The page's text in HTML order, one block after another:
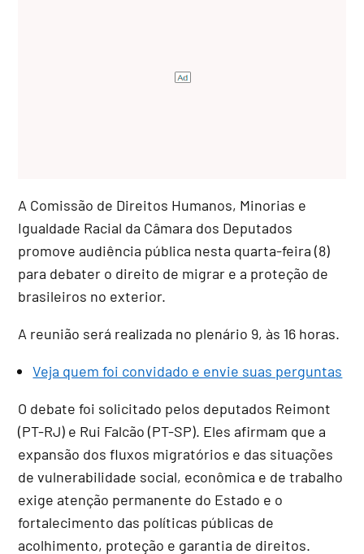
A Comissão de Direitos Humanos, Minorias e
Igualdade Racial da Câmara dos Deputados
promove audiência pública nesta quarta-feira (8)
para debater o direito de migrar e a proteção de
brasileiros no exterior.
A reunião será realizada no plenário 9, às 16 horas.
Veja quem foi convidado e envie suas perguntas
O debate foi solicitado pelos deputados Reimont
(PT-RJ) e Rui Falcão (PT-SP). Eles afirmam que a
expansão dos fluxos migratórios e das situações
de vulnerabilidade social, econômica e de trabalho
exige atenção permanente do Estado e o
fortalecimento das políticas públicas de
acolhimento, proteção e garantia de direitos.